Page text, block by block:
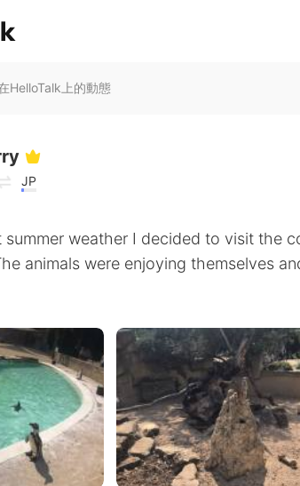
HelloTalk上的動態
JP
summer weather I decided to visit the
animals were enjoying themselves